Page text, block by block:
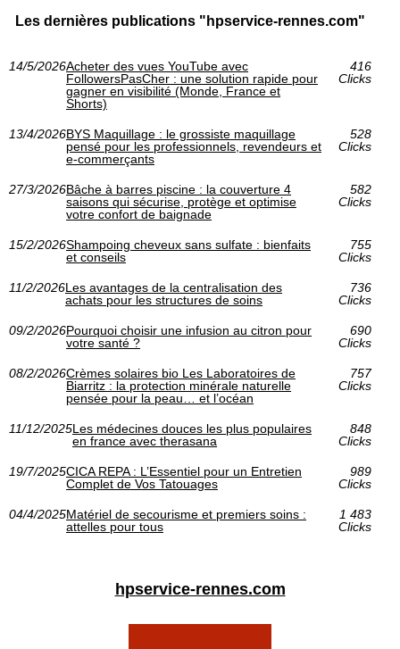
Les dernières publications "hpservice-rennes.com"
14/5/2026Acheter des vues YouTube avec
FollowersPasCher : une solution rapide pour
gagner en visibilité (Monde, France et
Shorts)
416
Clicks
13/4/2026BYS Maquillage : le grossiste maquillage
pensé pour les professionnels, revendeurs et
e-commerçants
528
Clicks
27/3/2026Bâche à barres piscine : la couverture 4
saisons qui sécurise, protège et optimise
votre confort de baignade
582
Clicks
15/2/2026Shampoing cheveux sans sulfate : bienfaits
et conseils
755
Clicks
11/2/2026Les avantages de la centralisation des
achats pour les structures de soins
736
Clicks
09/2/2026Pourquoi choisir une infusion au citron pour
votre santé ?
690
Clicks
08/2/2026Crèmes solaires bio Les Laboratoires de
Biarritz : la protection minérale naturelle
pensée pour la peau… et l’océan
757
Clicks
11/12/2025Les médecines douces les plus populaires
en france avec therasana
848
Clicks
19/7/2025CICA REPA : L’Essentiel pour un Entretien
Complet de Vos Tatouages
989
Clicks
04/4/2025Matériel de secourisme et premiers soins :
attelles pour tous
1 483
Clicks
hpservice-rennes.com